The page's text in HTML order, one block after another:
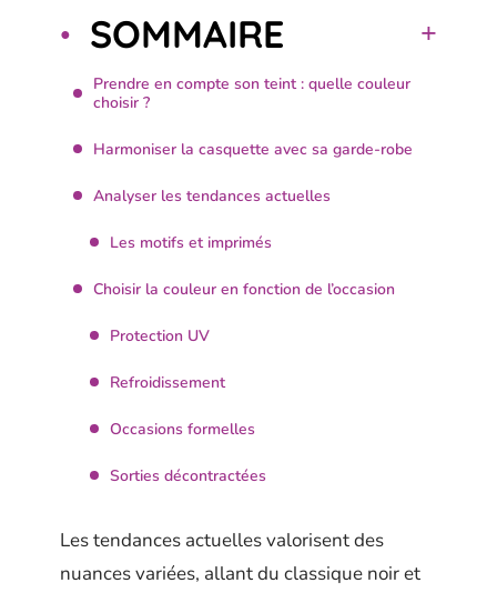
SOMMAIRE
Prendre en compte son teint : quelle couleur
choisir ?
Harmoniser la casquette avec sa garde-robe
Analyser les tendances actuelles
Les motifs et imprimés
Choisir la couleur en fonction de l’occasion
Protection UV
Refroidissement
Occasions formelles
Sorties décontractées
Les tendances actuelles valorisent des
nuances variées, allant du classique noir et